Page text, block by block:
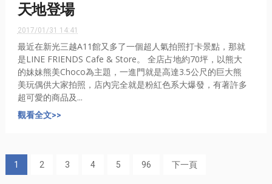
天地登場
2017/01/31 14:41
最近在新光三越A11館又多了一個超人氣拍照打卡景點，那就
是LINE FRIENDS Cafe & Store。 全店占地約70坪，以熊大
的妹妹熊美Choco為主題，一進門就是高達3.5公尺的巨大熊
美玩偶供大家拍照，店內完全就是粉紅色系大爆發，有著許多
超可愛的商品及...
觀看全文>>
1 2 3 4 5 96 下一頁